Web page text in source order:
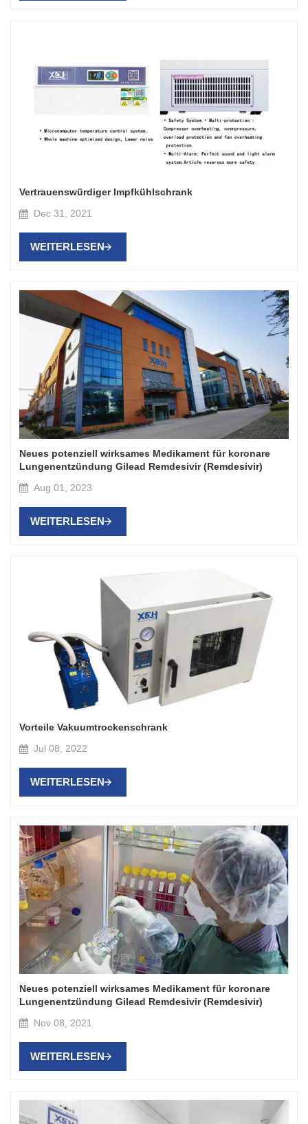
Vertrauenswürdiger Impfkühlschrank
Dec 31, 2021
WEITERLESEN
Neues potenziell wirksames Medikament für koronare
Lungenentzündung Gilead Remdesivir (Remdesivir)
Aug 01, 2023
WEITERLESEN
Vorteile Vakuumtrockenschrank
Jul 08, 2022
WEITERLESEN
Neues potenziell wirksames Medikament für koronare
Lungenentzündung Gilead Remdesivir (Remdesivir)
Nov 08, 2021
WEITERLESEN